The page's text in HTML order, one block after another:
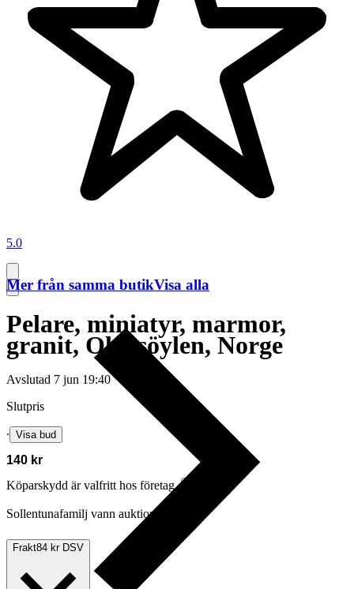
5.0
Pelare, miniatyr, marmor,
granit, Olavsöylen, Norge
Avslutad 7 jun 19:40
Slutpris
∙ Visa bud
140 kr
Köparskydd är valfritt hos företag.
Sollentunafamilj vann auktionen
Frakt84 kr DSV
Mer från samma butikVisa alla